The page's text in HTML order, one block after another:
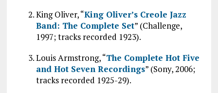
King Oliver, “King Oliver’s Creole Jazz
Band: The Complete Set” (Challenge,
1997; tracks recorded 1923).
Louis Armstrong, “The Complete Hot Five
and Hot Seven Recordings” (Sony, 2006;
tracks recorded 1925-29).